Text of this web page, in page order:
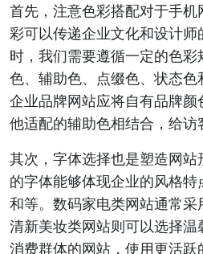
首先，注意色彩搭配对于手
彩可以传递企业文化和设计
时，我们需要遵循一定的色
色、辅助色、点缀色、状态
企业品牌网站应将自有品牌
他适配的辅助色相结合，给访
其次，字体选择也是塑造网
的字体能够体现企业的风格
和等。数码家电类网站通常
清新美妆类网站则可以选择
消费群体的网站，使用更活跃